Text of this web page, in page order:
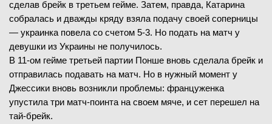
сделав брейк в третьем гейме. Затем, правда, Катарина
собралась и дважды кряду взяла подачу своей соперницы
— украинка повела со счетом 5-3. Но подать на матч у
девушки из Украины не получилось.
В 11-ом гейме третьей партии Понше вновь сделала брейк и
отправилась подавать на матч. Но в нужный момент у
Джессики вновь возникли проблемы: француженка
упустила три матч-поинта на своем мяче, и сет перешел на
тай-брейк.